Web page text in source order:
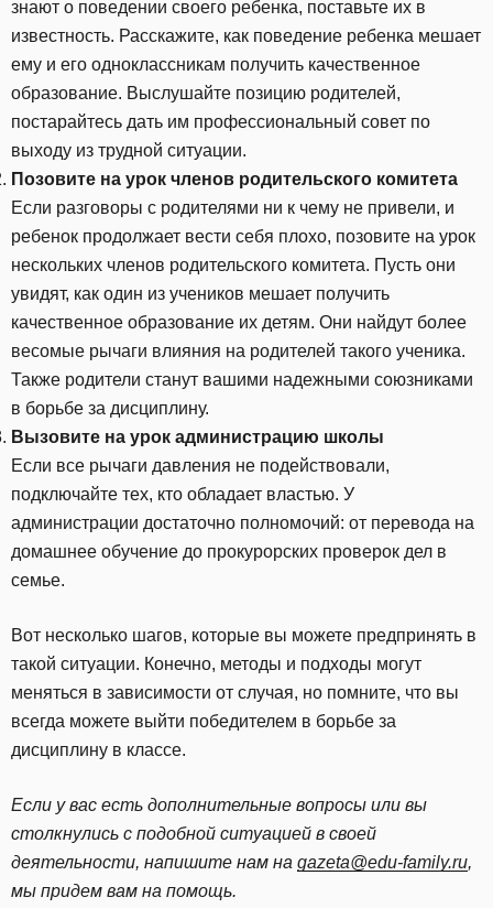
знают о поведении своего ребенка, поставьте их в
известность. Расскажите, как поведение ребенка мешает
ему и его одноклассникам получить качественное
образование. Выслушайте позицию родителей,
постарайтесь дать им профессиональный совет по
выходу из трудной ситуации.
Позовите на урок членов родительского комитета
Если разговоры с родителями ни к чему не привели, и
ребенок продолжает вести себя плохо, позовите на урок
нескольких членов родительского комитета. Пусть они
увидят, как один из учеников мешает получить
качественное образование их детям. Они найдут более
весомые рычаги влияния на родителей такого ученика.
Также родители станут вашими надежными союзниками
в борьбе за дисциплину.
Вызовите на урок администрацию школы
Если все рычаги давления не подействовали,
подключайте тех, кто обладает властью. У
администрации достаточно полномочий: от перевода на
домашнее обучение до прокурорских проверок дел в
семье.
Вот несколько шагов, которые вы можете предпринять в
такой ситуации. Конечно, методы и подходы могут
меняться в зависимости от случая, но помните, что вы
всегда можете выйти победителем в борьбе за
дисциплину в классе.
Если у вас есть дополнительные вопросы или вы
столкнулись с подобной ситуацией в своей
деятельности, напишите нам на gazeta@edu-family.ru,
мы придем вам на помощь.